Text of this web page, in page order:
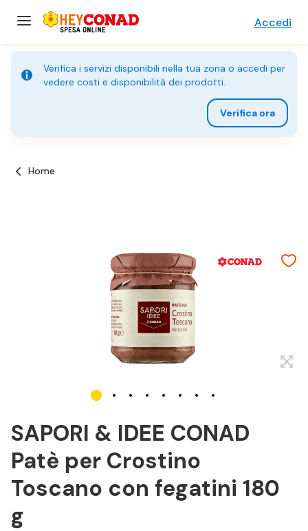
Accedi
Verifica i servizi disponibili nella tua zona o accedi per
vedere costi e disponibilità dei prodotti.
Verifica ora
Home
SAPORI & IDEE CONAD
Patè per Crostino
Toscano con fegatini 180
g